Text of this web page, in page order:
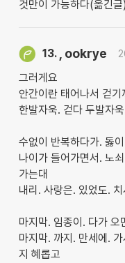
것만이 가능하다(옮긴글)
13. , ookrye
그러게요
안간이란 태어나서 걷
한발자욱. 걷다 두발자
수없이 반복하다가. 돓
나이가 들어가면서. 노
가는대
내리. 사랑은. 있었도.
마지막. 임종이. 다가 오
마지막. 까지. 만세에.
지 혜롭고